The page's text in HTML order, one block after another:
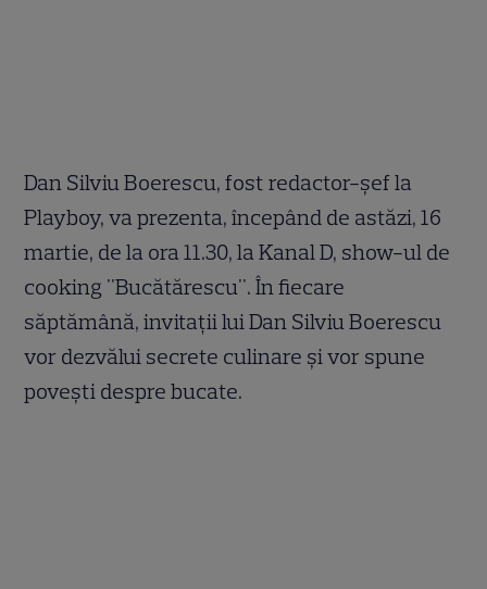
Dan Silviu Boerescu, fost redactor-șef la
Playboy, va prezenta, începând de astăzi, 16
martie, de la ora 11.30, la Kanal D, show-ul de
cooking "Bucătărescu". În fiecare
săptămână, invitaţii lui Dan Silviu Boerescu
vor dezvălui secrete culinare şi vor spune
poveşti despre bucate.